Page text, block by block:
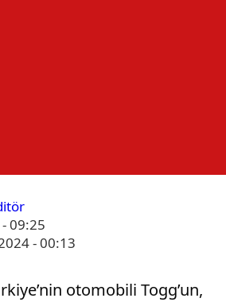
09:25
- 00:13
otomobili Togg’un,